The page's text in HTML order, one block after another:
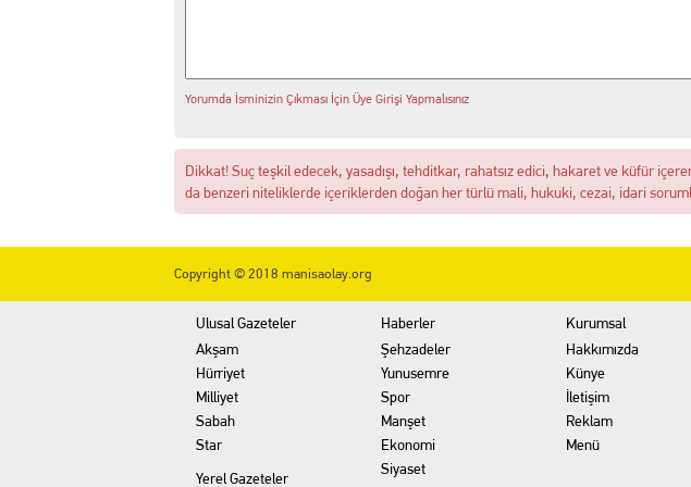
12:54 Manisa’da Hareketli Dakikalar: İhbar Üzerine Sevk
14:16 Yuntdağı’nı Keşfeden "Akıl Hocası": Fatih Köse Ne
13:20 Turgutlu'da hakkında 7 yakalama emri bulunan
Yorumda İsminizin Çıkması İçin Üye Girişi Yapmalısınız
Dikkat! Suç teşkil edecek, yasadışı, tehditkar, rahatsız edici, hakaret ve küfür
da benzeri niteliklerde içeriklerden doğan her türlü mali, hukuki, cezai, idari
Copyright © 2018 manisaolay.org
Ulusal Gazeteler
Akşam
Hürriyet
Milliyet
Sabah
Star
Yerel Gazeteler
Haberler
Şehzadeler
Yunusemre
Spor
Manşet
Ekonomi
Siyaset
Kurumsal
Hakkımızda
Künye
İletişim
Reklam
Menü